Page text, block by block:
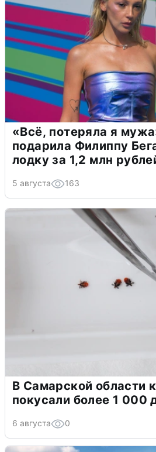
«Всё, потеряла я
подарила Филиппу
лодку за 1,2 млн
5 августа 163
В Самарской области
покусали более 1 000
6 августа 0